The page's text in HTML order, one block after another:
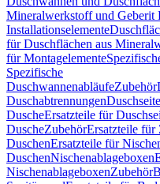
Mineralwerkstoff und Geberit
Installationselemente
für Duschflächen aus
für Montagelemente
Spezifische
DuschwannenabläufeZubehör
Duschabtrennungen
DuscheErsatzteile für
DuscheZubehörErsatzteile für
DuschenErsatzteile für
DuschenNischenablageboxen
NischenablageboxenZubehör